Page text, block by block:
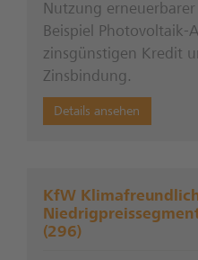
Nutzung
Beispiel Photovoltaik-
zinsgünstigen Kredit
Zinsbindung.
Details ansehen
KfW
(296)